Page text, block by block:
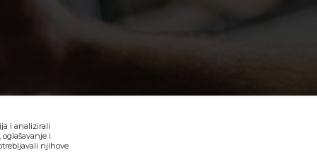
i analizirali
i
njihove